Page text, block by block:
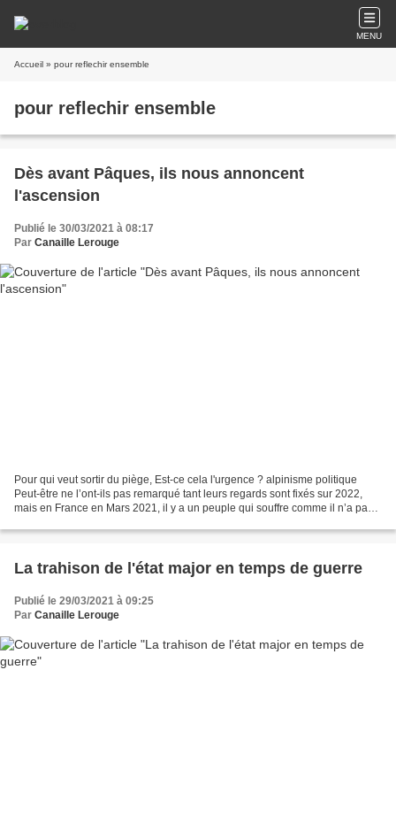
MENU
Accueil » pour reflechir ensemble
pour reflechir ensemble
Dès avant Pâques, ils nous annoncent
l'ascension
Publié le 30/03/2021 à 08:17
Par Canaille Lerouge
Pour qui veut sortir du piège, Est-ce cela l'urgence ? alpinisme politique
Peut-être ne l’ont-ils pas remarqué tant leurs regards sont fixés sur 2022,
mais en France en Mars 2021, il y a un peuple qui souffre comme il n’a pas
La trahison de l'état major en temps de guerre
Publié le 29/03/2021 à 09:25
Par Canaille Lerouge